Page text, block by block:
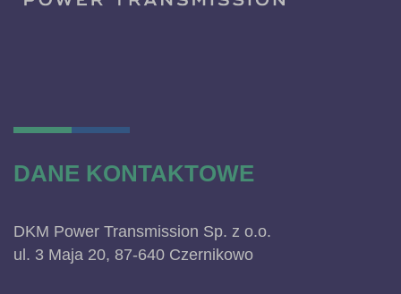
DANE KONTAKTOWE
DKM Power Transmission Sp. z o.o.
ul. 3 Maja 20, 87-640 Czernikowo